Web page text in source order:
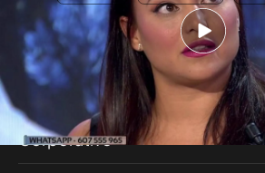
Nosotros
Corporativo